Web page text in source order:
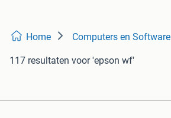
Home Computers en Software
117 resultaten voor 'epson wf'